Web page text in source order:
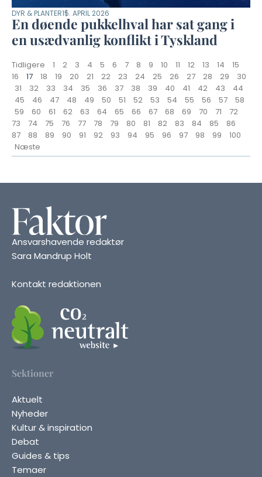
DYR & PLANTER15. APRIL 2026
En døende pukkelhval har sat gang i
en usædvanlig konflikt i Tyskland
Tidligere 1 2 3 4 5 6 7 8 9 10 11 12 13 14
15
16
17 18 19 20 21 22 23 24 25 26 27 28 29
30
31
32 33 34 35 36 37 38 39 40 41 42 43
44
45
46 47 48 49 50 51 52 53 54 55 56 57
58
59
60 61 62 63 64 65 66 67 68 69 70 71
72
73
74 75 76 77 78 79 80 81 82 83 84 85
86
87
88 89 90 91 92 93 94 95 96 97 98 99
100
Næste
Ansvarshavende redaktør
Sara Mandrup Holt
Kontakt redaktionen
Sektioner
Aktuelt
Nyheder
Kultur & inspiration
Debat
Guides & tips
Temaer